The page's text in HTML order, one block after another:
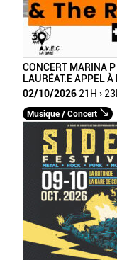
CONCERT MARINA
LAURÉAT.E APPEL
02/10/2026 21H ›
Musique / Concert